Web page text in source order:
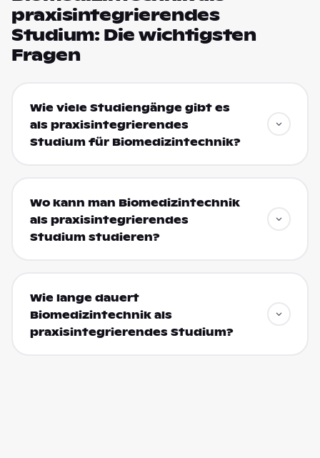
praxisintegrierendes
Studium: Die wichtigsten
Fragen
Wie viele Studiengänge gibt es
als praxisintegrierendes
Studium für Biomedizintechnik?
Wo kann man Biomedizintechnik
als praxisintegrierendes
Studium studieren?
Wie lange dauert
Biomedizintechnik als
praxisintegrierendes Studium?